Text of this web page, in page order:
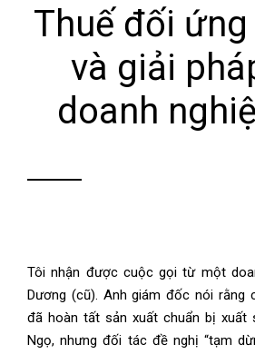
Thuế đối
và giải
doanh
Tôi nhận được cuộc gọi từ một
Dương (cũ). Anh giám đốc nói rằng
đã hoàn tất sản xuất chuẩn bị xuất
Ngọ, nhưng đối tác đề nghị “tạm